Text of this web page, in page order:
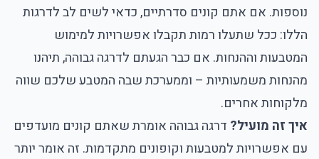
נוספות. אם אתם קונים סדרתיים, כדאי לשים לב לדרגות
הללו: ככל שתעלו רמות תקבלו אפשרויות למימוש
המטבעות וההנחות. אם כבר הגעתם לדרגה גבוהה, תיהנו
מהנחות משמעותיות – וממערכת שבה המטבע שלכם שווה
מלקוחות אחרים.
איך זה מועיל? דרגה גבוהה אומרת שאתם קונים מועדפים
עם אפשרויות למטבעות וקופונים מתקדמות. זה אומר יותר